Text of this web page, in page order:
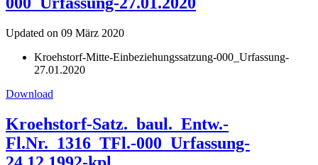
Updated on 09 März 2020
Kroehstorf-Mitte-Einbeziehungssatzung-000_Urfassung-
27.01.2020
Download
Kroehstorf-Satz._baul._Entw.-
Fl.Nr._1316_TFl.-000_Urfassung-